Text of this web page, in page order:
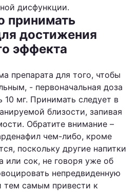
дисфункции.
принимать
достижения
эффекта
препарата для того, чтобы
- первоначальная доза
мг. Принимать следует в
близости, запивая
Обратите внимание –
чем-либо, кроме
поскольку другие напитки
или сок, не говоря уже об
непредвиденную
тем самым привести к